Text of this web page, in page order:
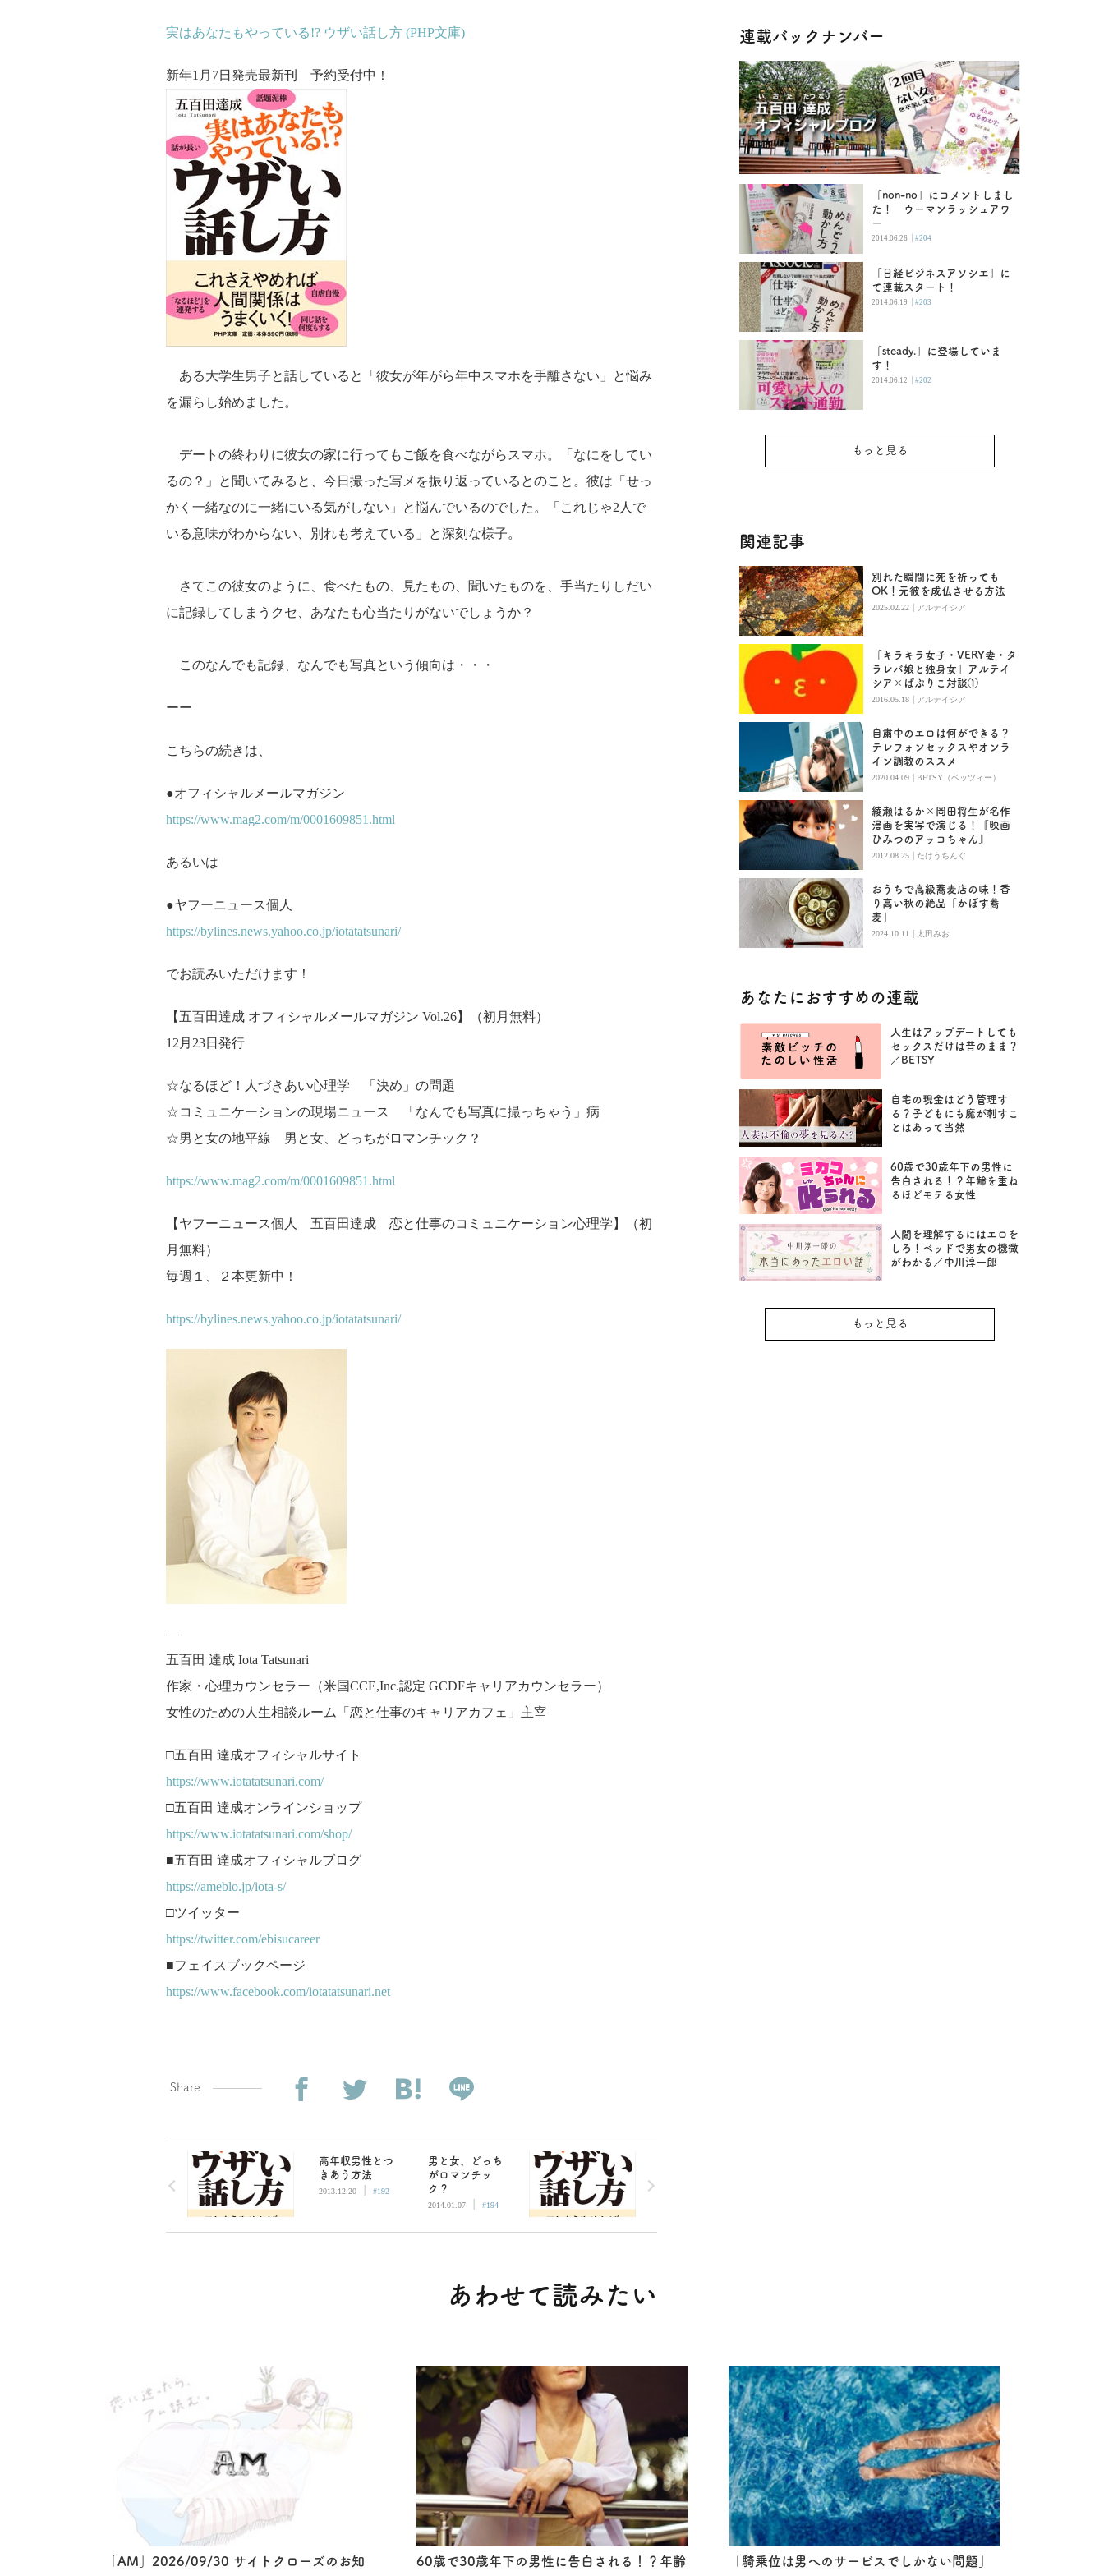
実はあなたもやっている!? ウザい話し方 (PHP文庫)
新年1月7日発売最新刊 予約受付中！
ある大学生男子と話していると「彼女が年がら年中スマホを手離さない」と悩み
を漏らし始めました。
デートの終わりに彼女の家に行ってもご飯を食べながらスマホ。「なにをしてい
るの？」と聞いてみると、今日撮った写メを振り返っているとのこと。彼は「せっ
かく一緒なのに一緒にいる気がしない」と悩んでいるのでした。「これじゃ2人で
いる意味がわからない、別れも考えている」と深刻な様子。
さてこの彼女のように、食べたもの、見たもの、聞いたものを、手当たりしだい
に記録してしまうクセ、あなたも心当たりがないでしょうか？
このなんでも記録、なんでも写真という傾向は・・・
ーー
こちらの続きは、
●オフィシャルメールマガジン
https://www.mag2.com/m/0001609851.html
あるいは
●ヤフーニュース個人
https://bylines.news.yahoo.co.jp/iotatatsunari/
でお読みいただけます！
【五百田達成 オフィシャルメールマガジン Vol.26】（初月無料）
12月23日発行
☆なるほど！人づきあい心理学 「決め」の問題
☆コミュニケーションの現場ニュース 「なんでも写真に撮っちゃう」病
☆男と女の地平線 男と女、どっちがロマンチック？
https://www.mag2.com/m/0001609851.html
【ヤフーニュース個人 五百田達成 恋と仕事のコミュニケーション心理学】（初
月無料）
毎週１、２本更新中！
https://bylines.news.yahoo.co.jp/iotatatsunari/
—
五百田 達成 Iota Tatsunari
作家・心理カウンセラー（米国CCE,Inc.認定 GCDFキャリアカウンセラー）
女性のための人生相談ルーム「恋と仕事のキャリアカフェ」主宰
□五百田 達成オフィシャルサイト
https://www.iotatatsunari.com/
□五百田 達成オンラインショップ
https://www.iotatatsunari.com/shop/
■五百田 達成オフィシャルブログ
https://ameblo.jp/iota-s/
□ツイッター
https://twitter.com/ebisucareer
■フェイスブックページ
https://www.facebook.com/iotatatsunari.net
Share
高年収男性とつ
きあう方法
2013.12.20 | #192
男と女、どっち
がロマンチッ
ク？
2014.01.07 | #194
連載バックナンバー
「non-no」にコメントしまし
た！ ウーマンラッシュアワ
ー
2014.06.26 | #204
「日経ビジネスアソシエ」に
て連載スタート！
2014.06.19 | #203
「steady.」に登場していま
す！
2014.06.12 | #202
もっと見る
関連記事
別れた瞬間に死を祈っても
OK！元彼を成仏させる方法
2025.02.22 | アルテイシア
「キラキラ女子・VERY妻・タ
ラレバ娘と独身女」アルテイ
シア×ぱぷりこ対談①
2016.05.18 | アルテイシア
自粛中のエロは何ができる？
テレフォンセックスやオンラ
イン調教のススメ
2020.04.09 | BETSY（ベッツィー）
綾瀬はるか×岡田将生が名作
漫画を実写で演じる！『映画
ひみつのアッコちゃん』
2012.08.25 | たけうちんぐ
おうちで高級蕎麦店の味！香
り高い秋の絶品「かぼす蕎
麦」
2024.10.11 | 太田みお
あなたにおすすめの連載
人生はアップデートしても
セックスだけは昔のまま？
／BETSY
自宅の現金はどう管理す
る？子どもにも魔が刺すこ
とはあって当然
60歳で30歳年下の男性に
告白される！？年齢を重ね
るほどモテる女性
人間を理解するにはエロを
しろ！ベッドで男女の機微
がわかる／中川淳一郎
もっと見る
あわせて読みたい
「AM」2026/09/30 サイトクローズのお知 60歳で30歳年下の男性に告白される！？年齢 「騎乗位は男へのサービスでしかない問題」